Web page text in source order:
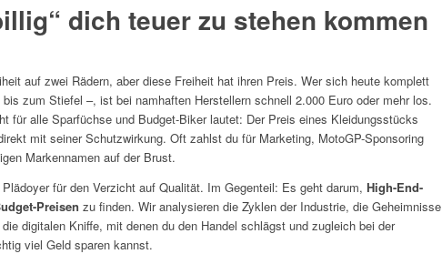
dich teuer zu stehen kommen
auf zwei Rädern, aber diese Freiheit hat ihren Preis. Wer sich heute komplett
zum Stiefel –, ist bei namhaften Herstellern schnell 2.000 Euro oder mehr los.
für alle Sparfüchse und Budget-Biker lautet: Der Preis eines Kleidungsstücks
mit seiner Schutzwirkung. Oft zahlst du für Marketing, MotoGP-Sponsoring
Markennamen auf der Brust.
für den Verzicht auf Qualität. Im Gegenteil: Es geht darum, High-End-
Preisen zu finden. Wir analysieren die Zyklen der Industrie, die Geheimnisse
digitalen Kniffe, mit denen du den Handel schlägst und zugleich bei der
viel Geld sparen kannst.